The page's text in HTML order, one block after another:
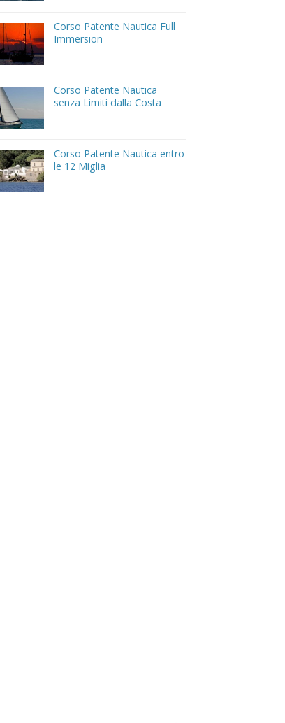
Corso Patente Nautica Full
Immersion
Corso Patente Nautica
senza Limiti dalla Costa
Corso Patente Nautica entro
le 12 Miglia